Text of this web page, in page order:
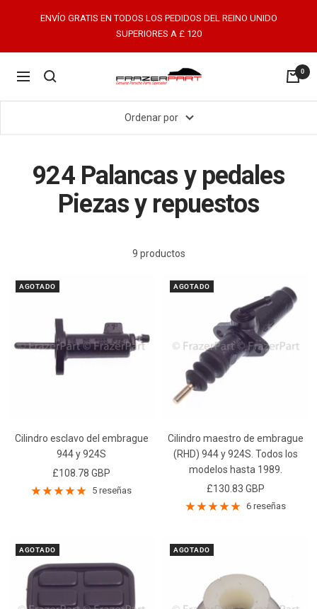
ENVÍO GRATIS EN TODOS LOS PEDIDOS DEL REINO UNIDO
SUPERIORES A £ 120
Navigación
FrazerPart
0
Ordenar por
924 Palancas y pedales
Piezas y repuestos
9 productos
AGOTADO
Cilindro esclavo del embrague
944 y 924S
Precio
de
£108.78 GBP
5 reseñas
AGOTADO
Cilindro maestro de embrague
(RHD) 944 y 924S. Todos los
modelos hasta 1989.
Precio
de
£130.83 GBP
6 reseñas
AGOTADO AGOTADO